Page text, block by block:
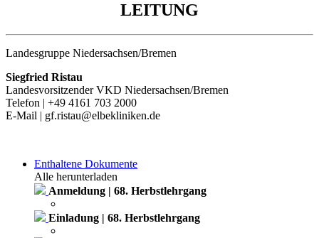
LEITUNG
Landesgruppe Niedersachsen/Bremen
Siegfried Ristau
Landesvorsitzender VKD Niedersachsen/Bremen
Telefon | +49 4161 703 2000
E-Mail | gf.ristau@elbekliniken.de
Enthaltene Dokumente
Alle herunterladen
Anmeldung | 68. Herbstlehrgang
Einladung | 68. Herbstlehrgang